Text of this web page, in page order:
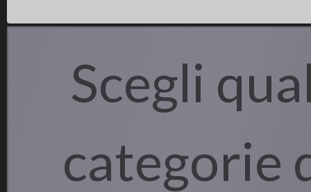
Il progetto
Gli obiettivi
Il programma LIFE
Partner
Scegli
categorie